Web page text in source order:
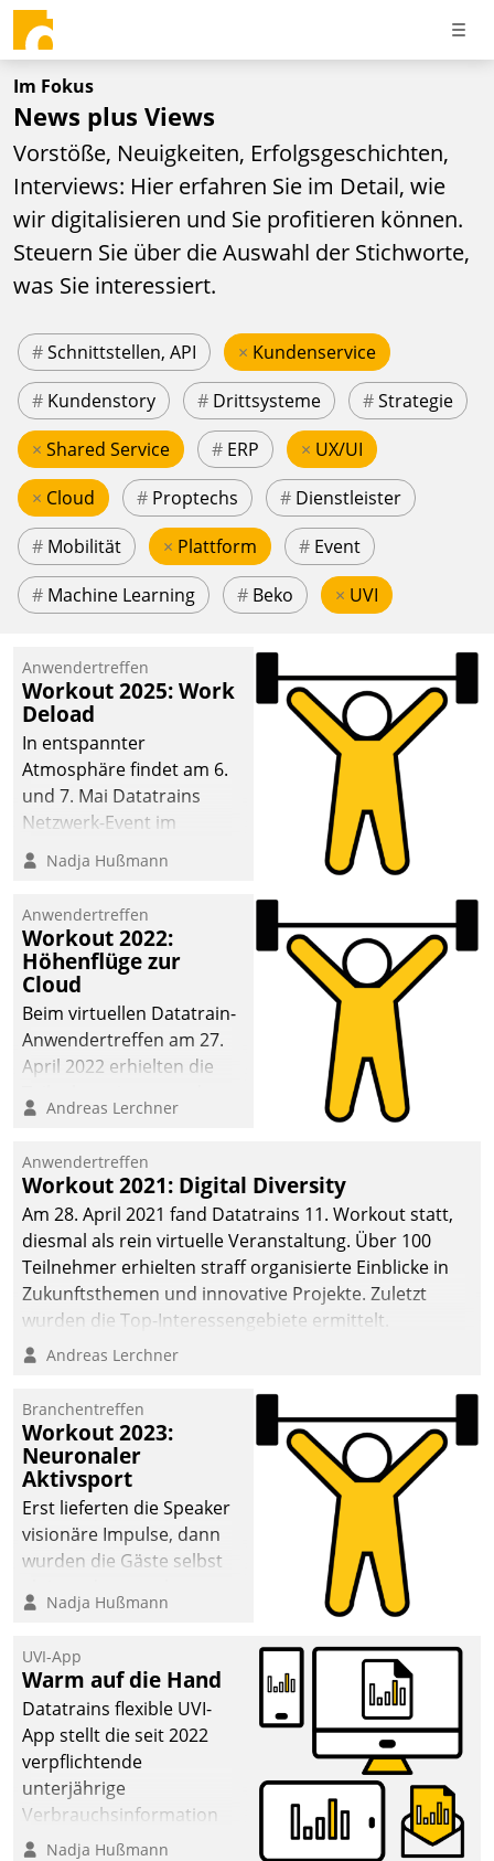
Im Fokus
News plus Views
Vorstöße, Neuigkeiten, Erfolgsgeschichten,
Interviews: Hier erfahren Sie im Detail, wie
wir digitalisieren und Sie profitieren können.
Steuern Sie über die Auswahl der Stichworte,
was Sie interessiert.
#Schnittstellen, API × Kundenservice
# Kundenstory # Drittsysteme #Strategie
× Shared Service # ERP × UX/UI
× Cloud # Proptechs # Dienstleister
# Mobilität × Plattform # Event
# Machine Learning # Beko × UVI
Anwendertreffen
Workout 2025: Work
Deload
In entspannter
Atmosphäre findet am 6.
und 7. Mai Datatrains
Netzwerk-Event im
Kunden- und Partnerkreis
statt. Zentrale Frage: Wie
Mammutprojekte
meistern und Workloads
wuppen – bei zunehmend
anspruchsvollen
Aufgaben und
abnehmendem
Nadja Hußmann
Anwendertreffen
Workout 2022:
Höhenflüge zur
Cloud
Beim virtuellen Datatrain-
Anwendertreffen am 27.
April 2022 erhielten die
Teilnehmer kurzweilige
Cloud-Strategien und -
Lösungen mit hohem
Zukunftspotenzial.
Andreas Lerchner
Anwendertreffen
Workout 2021: Digital Diversity
Am 28. April 2021 fand Datatrains 11. Workout statt,
diesmal als rein virtuelle Veranstaltung. Über 100
Teilnehmer erhielten straff organisierte Einblicke in
Zukunftsthemen und innovative Projekte. Zuletzt
wurden die Top-Interessengebiete ermittelt.
Andreas Lerchner
Branchentreffen
Workout 2023:
Neuronaler
Aktivsport
Erst lieferten die Speaker
visionäre Impulse, dann
wurden die Gäste selbst
methodisch
Quartier. Dazwischen
zeigte Datatrain, was es
Neues zu bieten hat.
Nadja Hußmann
UVI-App
Warm auf die Hand
Datatrains flexible UVI-
App stellt die seit 2022
verpflichtende
unterjährige
Verbrauchsinformation
schnell, zuverlässig und
Nadja Hußmann